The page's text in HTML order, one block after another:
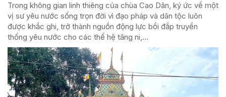
Trong không gian linh thiêng của chùa Cao Dân, ký ức về một
vị sư yêu nước sống trọn đời vì đạo pháp và dân tộc luôn
được khắc ghi, trở thành nguồn động lực bồi đắp truyền
thống yêu nước cho các thế hệ tăng ni,...